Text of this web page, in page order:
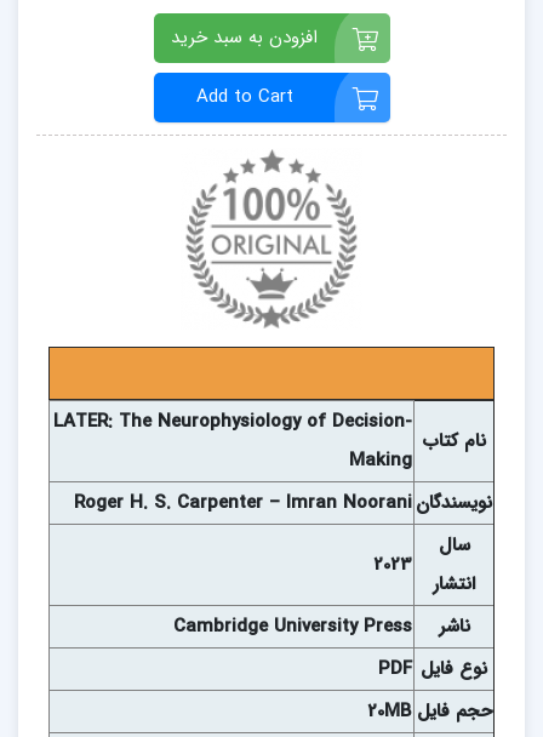
افزودن به سبد خرید
Add to Cart
نام کتاب
LATER: The Neurophysiology of Decision-
Making
نويسندگانRoger H. S. Carpenter – Imran Noorani
سال
انتشار
2023
ناشر
Cambridge University Press
نوع فايل PDF
حجم فايل 20MB